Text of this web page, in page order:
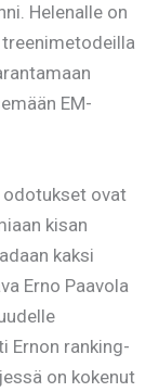
Helenalle on
EM-
odotukset ovat
kisan
kaksi
Erno Paavola
Ernon ranking-
on kokenut